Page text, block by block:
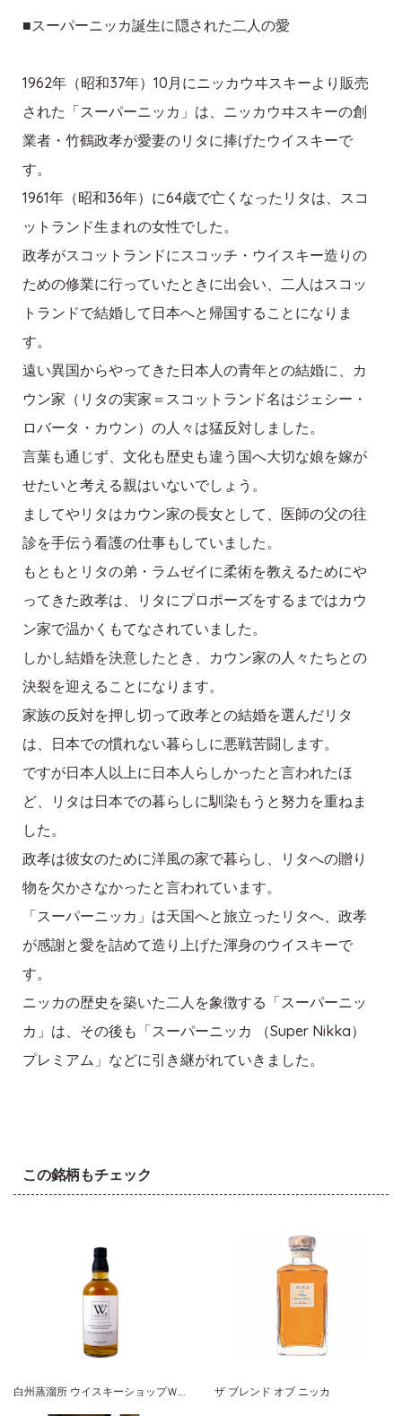
■スーパーニッカ誕生に隠された二人の愛
1962年（昭和37年）10月にニッカウヰスキーより販売
された「スーパーニッカ」は、ニッカウヰスキーの創
業者・竹鶴政孝が愛妻のリタに捧げたウイスキーで
す。
1961年（昭和36年）に64歳で亡くなったリタは、スコ
ットランド生まれの女性でした。
政孝がスコットランドにスコッチ・ウイスキー造りの
ための修業に行っていたときに出会い、二人はスコッ
トランドで結婚して日本へと帰国することになりま
す。
遠い異国からやってきた日本人の青年との結婚に、カ
ウン家（リタの実家＝スコットランド名はジェシー・
ロバータ・カウン）の人々は猛反対しました。
言葉も通じず、文化も歴史も違う国へ大切な娘を嫁が
せたいと考える親はいないでしょう。
ましてやリタはカウン家の長女として、医師の父の往
診を手伝う看護の仕事もしていました。
もともとリタの弟・ラムゼイに柔術を教えるためにや
ってきた政孝は、リタにプロポーズをするまではカウ
ン家で温かくもてなされていました。
しかし結婚を決意したとき、カウン家の人々たちとの
決裂を迎えることになります。
家族の反対を押し切って政孝との結婚を選んだリタ
は、日本での慣れない暮らしに悪戦苦闘します。
ですが日本人以上に日本人らしかったと言われたほ
ど、リタは日本での暮らしに馴染もうと努力を重ねま
した。
政孝は彼女のために洋風の家で暮らし、リタへの贈り
物を欠かさなかったと言われています。
「スーパーニッカ」は天国へと旅立ったリタへ、政孝
が感謝と愛を詰めて造り上げた渾身のウイスキーで
す。
ニッカの歴史を築いた二人を象徴する「スーパーニッ
カ」は、その後も「スーパーニッカ （Super Nikka）
プレミアム」などに引き継がれていきました。
この銘柄もチェック
白州蒸溜所 ウイスキーショップＷ. ３rd アニバーサリー １９９９ ザ ブレンド オブ ニッカ